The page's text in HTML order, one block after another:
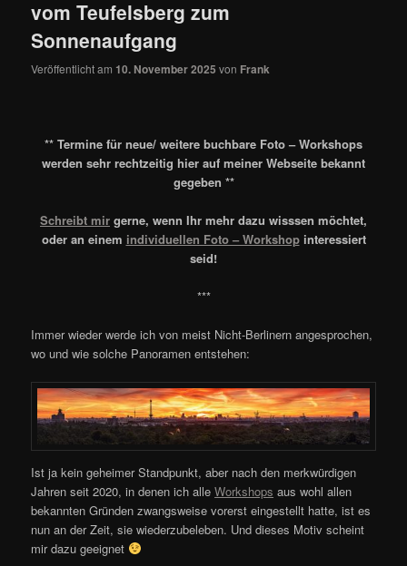
vom Teufelsberg zum
Sonnenaufgang
Veröffentlicht am 10. November 2025 von Frank
** Termine für neue/ weitere buchbare Foto – Workshops
werden sehr rechtzeitig hier auf meiner Webseite bekannt
gegeben **
Schreibt mir gerne, wenn Ihr mehr dazu wisssen möchtet,
oder an einem individuellen Foto – Workshopinteressiert
seid!
***
Immer wieder werde ich von meist Nicht-Berlinern angesprochen,
wo und wie solche Panoramen entstehen:
Ist ja kein geheimer Standpunkt, aber nach den merkwürdigen
Jahren seit 2020, in denen ich alleWorkshops aus wohl allen
bekannten Gründen zwangsweise vorerst eingestellt hatte, ist es
nun an der Zeit, sie wiederzubeleben. Und dieses Motiv scheint
mir dazu geeignet